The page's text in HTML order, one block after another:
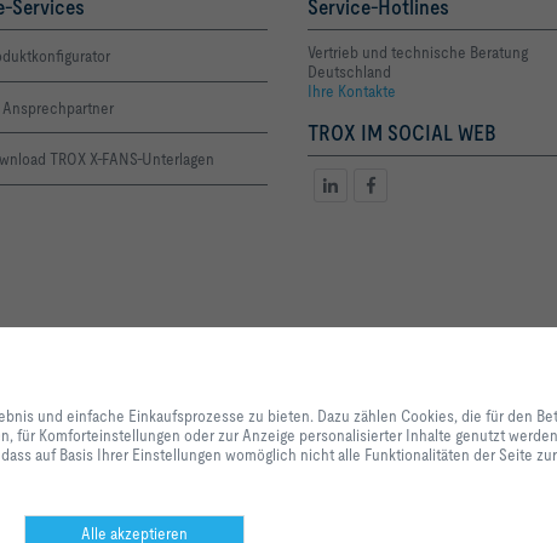
Services
Ansprechpartner
TROX X-FANS-Unterlagen
Service-Hotlines
Vertrieb und technische Beratung
Deutschland
Ihre Kontakte
TROX IM SOCIAL WEB
unserer Dienstleistungen und Anwendungen notwendig sind, sowie solche,
Statistikzwecken, für Komforteinstellungen oder zur Anzeige
können selbst entscheiden, welche Kategorien Sie zulassen möchten und
anpassen.
und einfache Einkaufsprozesse zu bieten. Dazu zählen Cookies, die für den
für Komforteinstellungen oder zur Anzeige personalisierter Inhalte genutzt
auf Basis Ihrer Einstellungen womöglich nicht alle Funktionalitäten der Seite
Alle akzeptieren